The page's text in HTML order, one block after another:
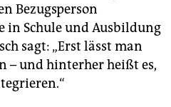
Bezugsperson
in Schule und Ausbildung
sagt: „Erst lässt man
– und hinterher heißt es,